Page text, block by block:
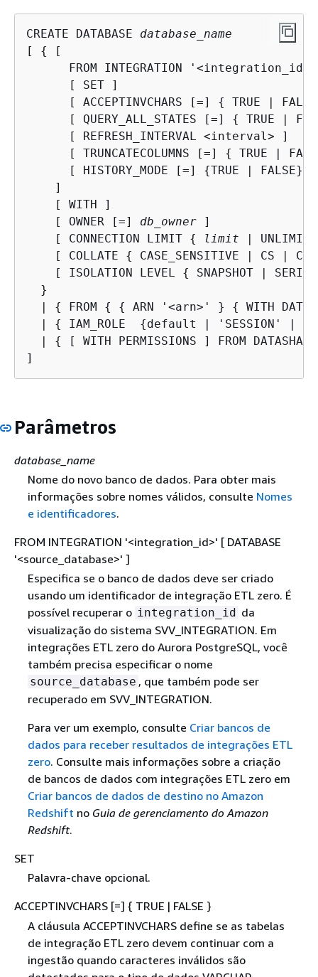
CREATE DATABASE database_name
[ {
[
FROM INTEGRATION
      [ SET ]
      [ ACCEPTINVCHARS [=]
{
TRUE |
      [ QUERY_ALL_STATES [=]
{
TRUE |
      [ REFRESH_INTERVAL <interval> ]
      [ TRUNCATECOLUMNS [=]
{
TRUE |
      [ HISTORY_MODE [=]
{TRUE | FALSE} ]
    ]
    [ WITH ]
    [ OWNER [=]
db_owner ]
    [ CONNECTION LIMIT
{ limit |
    [ COLLATE
{
CASE_SENSITIVE | CS |
    [ ISOLATION LEVEL
{
SNAPSHOT |
  }
  |
{ FROM { { ARN '<arn>' } {
WITH
  |
{ IAM_ROLE {default | 'SESSION' |
  |
{
[ WITH PERMISSIONS ] FROM
]
Parâmetros
database_name
Nome do novo banco de dados. Para obter mais
informações sobre nomes válidos, consulte Nomes
e identificadores.
FROM INTEGRATION '<integration_id>' [ DATABASE
'<source_database>' ]
Especifica se o banco de dados deve ser criado
usando um identificador de integração ETL zero. É
possível recuperar o integration_id da
visualização do sistema SVV_INTEGRATION. Em
integrações ETL zero do Aurora PostgreSQL, você
também precisa especificar o nome
source_database , que também pode ser
recuperado em SVV_INTEGRATION.
Para ver um exemplo, consulte Criar bancos de
dados para receber resultados de integrações ETL
zero. Consulte mais informações sobre a criação
de bancos de dados com integrações ETL zero em
Criar bancos de dados de destino no Amazon
Redshift no Guia de gerenciamento do Amazon
Redshift.
SET
Palavra-chave opcional.
ACCEPTINVCHARS [=] { TRUE | FALSE }
A cláusula ACCEPTINVCHARS define se as tabelas
de integração ETL zero devem continuar com a
ingestão quando caracteres inválidos são